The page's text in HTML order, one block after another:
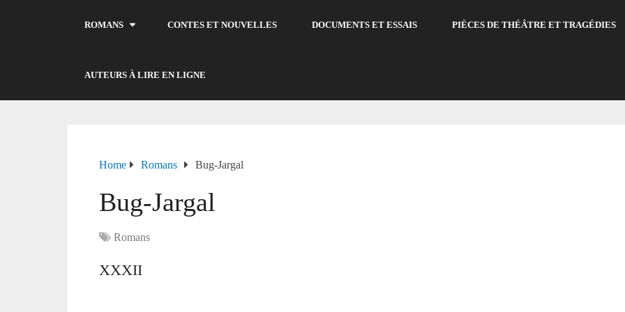
ROMANS CONTES ET NOUVELLES DOCUMENTS ET ESSAIS PIÈCES DE THÉÂTRE ET TRAGÉDIES
AUTEURS À LIRE EN LIGNE
Home Romans Bug-Jargal
Bug-Jargal
Romans
XXXII